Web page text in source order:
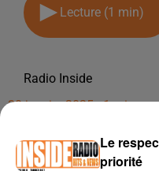
Lecture (1 min)
Radio Inside
30 janvier 2025 - 1 min
Le
priorité